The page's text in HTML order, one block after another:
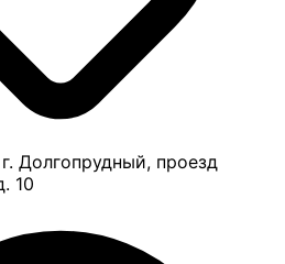
Долгопрудный, проезд
10